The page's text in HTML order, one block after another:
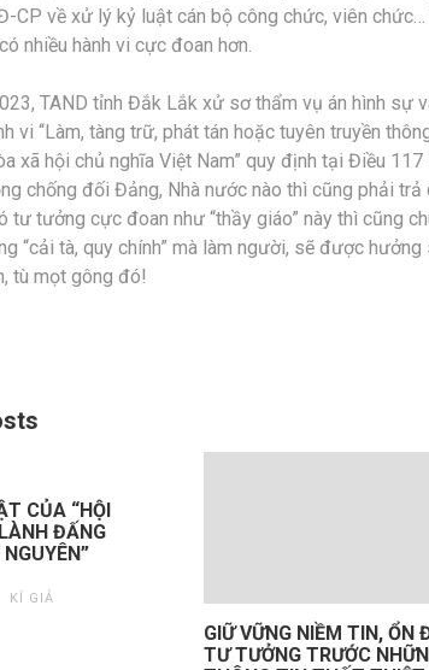
về xử lý kỷ luật cán bộ công chức, viên chức…
nhiều hành vi cực đoan hơn.
TAND tỉnh Đắk Lắk xử sơ thẩm vụ án hình sự
vi “Làm, tàng trữ, phát tán hoặc tuyên truyền
xã hội chủ nghĩa Việt Nam” quy định tại Điều
chống đối Đảng, Nhà nước nào thì cũng phải
tư tưởng cực đoan như “thầy giáo” này thì cũng
“cải tà, quy chính” mà làm người, sẽ được
tù mọt gông đó!
CỦA “HỘI
ĐẤNG
KÍ GIẢ
GIỮ VỮNG NIỀM TIN, ỔN
TƯ TƯỞNG TRƯỚC